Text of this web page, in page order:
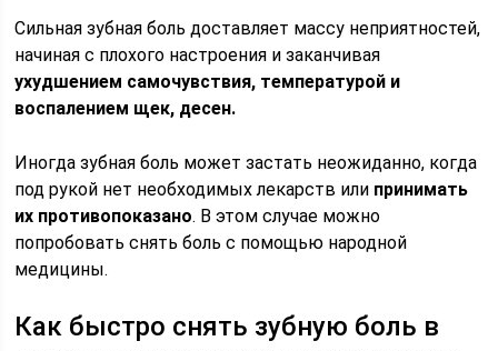
Сильная зубная боль доставляет массу неприятностей,
начиная с плохого настроения и заканчивая
ухудшением самочувствия, температурой и
воспалением щек, десен.
Иногда зубная боль может застать неожиданно, когда
под рукой нет необходимых лекарств или принимать
их противопоказано. В этом случае можно
попробовать снять боль с помощью народной
медицины.
Как быстро снять зубную боль в